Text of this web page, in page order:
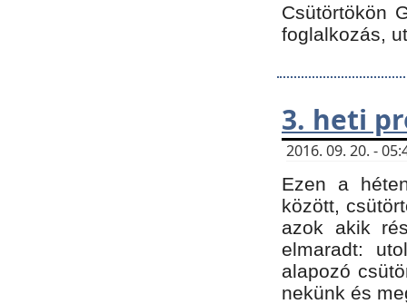
Csütörtökön
foglalkozás,
3. heti
2016. 09. 20. -
Ezen a
között,
azok akik
elmaradt:
alapozó
nekünk és